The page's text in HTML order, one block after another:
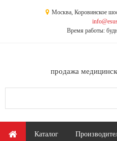
Москва, Коровинское
Время работы:
продажа
Главное меню
Каталог